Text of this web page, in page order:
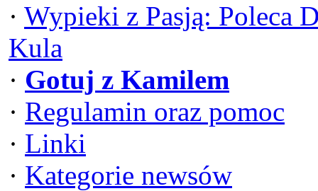
· Wypieki z Pasją: Poleca
Kula
· Gotuj z Kamilem
· Regulamin oraz pomoc
· Linki
· Kategorie newsów